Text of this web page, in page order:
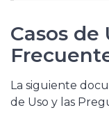
Casos de
La siguiente
de Uso y las